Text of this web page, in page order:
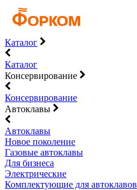
Каталог
Каталог
Консервирование
Консервирование
Автоклавы
Автоклавы
Новое поколение
Газовые автоклавы
Для бизнеса
Электрические
Комплектующие для автоклавов